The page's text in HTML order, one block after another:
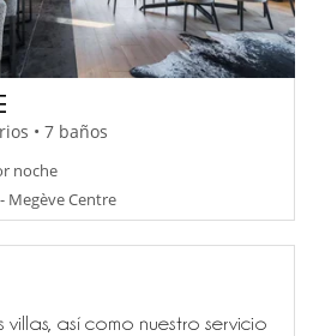
• 7 baños
noche
Megève Centre
villas, así como nuestro servicio